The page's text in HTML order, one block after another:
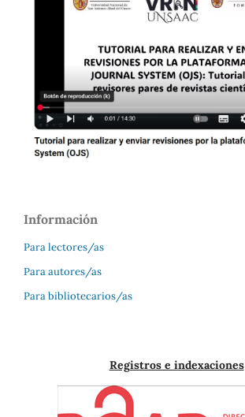
Información
Para lectores/as
Para autores/as
Para bibliotecarios/as
Registros e indexaciones